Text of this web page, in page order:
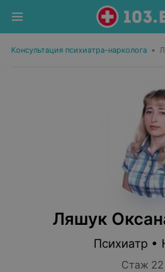
Консультация психиатра-нарколога •
Ляшук
Психиатр •
Стаж 22